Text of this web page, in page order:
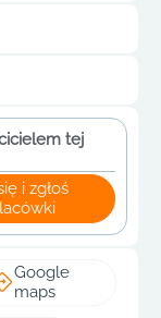
tej
i zgłoś
Google
maps